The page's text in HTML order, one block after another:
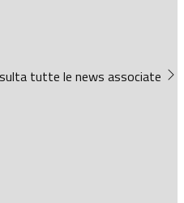
tutte le news associate